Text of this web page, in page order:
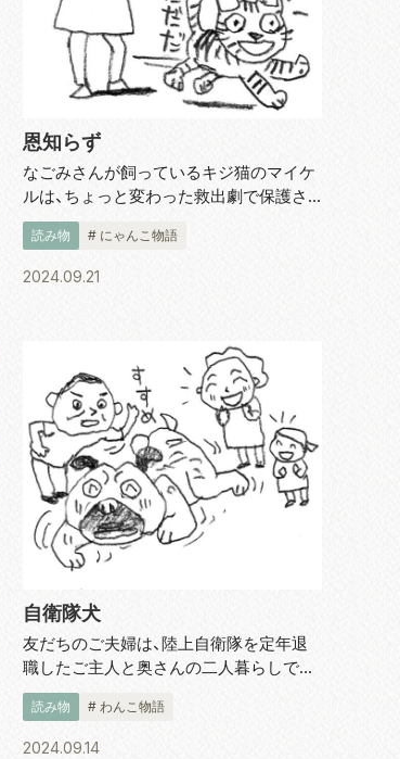
恩知らず
なごみさんが飼っているキジ猫のマイケ
ルは、ちょっと変わった救出劇で保護さ
れた猫です。 その救出劇とは……。ある若
いご夫婦がお祖母ちゃんの家をもらって
住みはじめたところ、なんだか壁から子
読み物 # にゃんこ物語
2024.09.21
自衛隊犬
友だちのご夫婦は、陸上自衛隊を定年退
職したご主人と奥さんの二人暮らしで
す。パグ犬の男の子のタローを飼ってい
るのですが、これが傑作なんです。 定年
退職して暇になったご主人が、タローに
読み物 # わんこ物語
2024.09.14